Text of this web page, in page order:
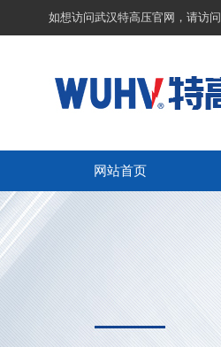
如想访问武汉特高压官网，请访问
网站首页